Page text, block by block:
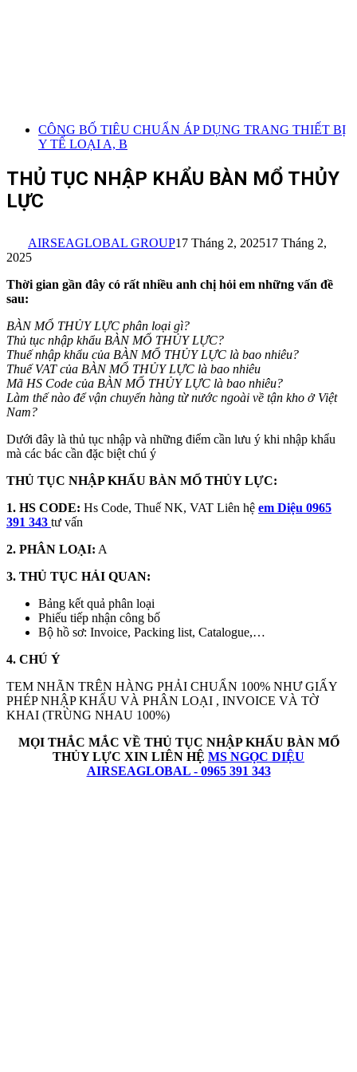
CÔNG BỐ TIÊU CHUẨN ÁP DỤNG TRANG THIẾT BỊ
Y TẾ LOẠI A, B
THỦ TỤC NHẬP KHẨU BÀN MỔ THỦY
LỰC
AIRSEAGLOBAL GROUP17 Tháng 2, 202517 Tháng 2,
2025
Thời gian gần đây có rất nhiều anh chị hỏi em những vấn đề
sau:
BÀN MỔ THỦY LỰC phân loại gì?
Thủ tục nhập khẩu BÀN MỔ THỦY LỰC?
Thuế nhập khẩu của BÀN MỔ THỦY LỰC là bao nhiêu?
Thuế VAT của BÀN MỔ THỦY LỰC là bao nhiêu
Mã HS Code của BÀN MỔ THỦY LỰC là bao nhiêu?
Làm thế nào để vận chuyển hàng từ nước ngoài về tận kho ở Việt
Nam?
Dưới đây là thủ tục nhập và những điểm cần lưu ý khi nhập khẩu
mà các bác cần đặc biệt chú ý
THỦ TỤC NHẬP KHẨU BÀN MỔ THỦY LỰC:
1. HS CODE: Hs Code, Thuế NK, VAT Liên hệ em Diệu 0965
391 343 tư vấn
2. PHÂN LOẠI: A
3. THỦ TỤC HẢI QUAN:
Bảng kết quả phân loại
Phiếu tiếp nhận công bố
Bộ hồ sơ: Invoice, Packing list, Catalogue,…
4. CHÚ Ý
TEM NHÃN TRÊN HÀNG PHẢI CHUẨN 100% NHƯ GIẤY
PHÉP NHẬP KHẨU VÀ PHÂN LOẠI , INVOICE VÀ TỜ
KHAI (TRÙNG NHAU 100%)
MỌI THẮC MẮC VỀ THỦ TỤC NHẬP KHẨU BÀN MỔ
THỦY LỰC XIN LIÊN HỆ MS NGỌC DIỆU
AIRSEAGLOBAL - 0965 391 343